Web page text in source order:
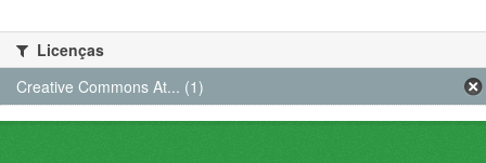
Licenças
Creative Commons At... (1)